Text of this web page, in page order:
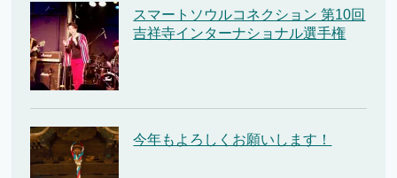
スマートソウルコネクション 第10回
吉祥寺インターナショナル選手権
今年もよろしくお願いします！